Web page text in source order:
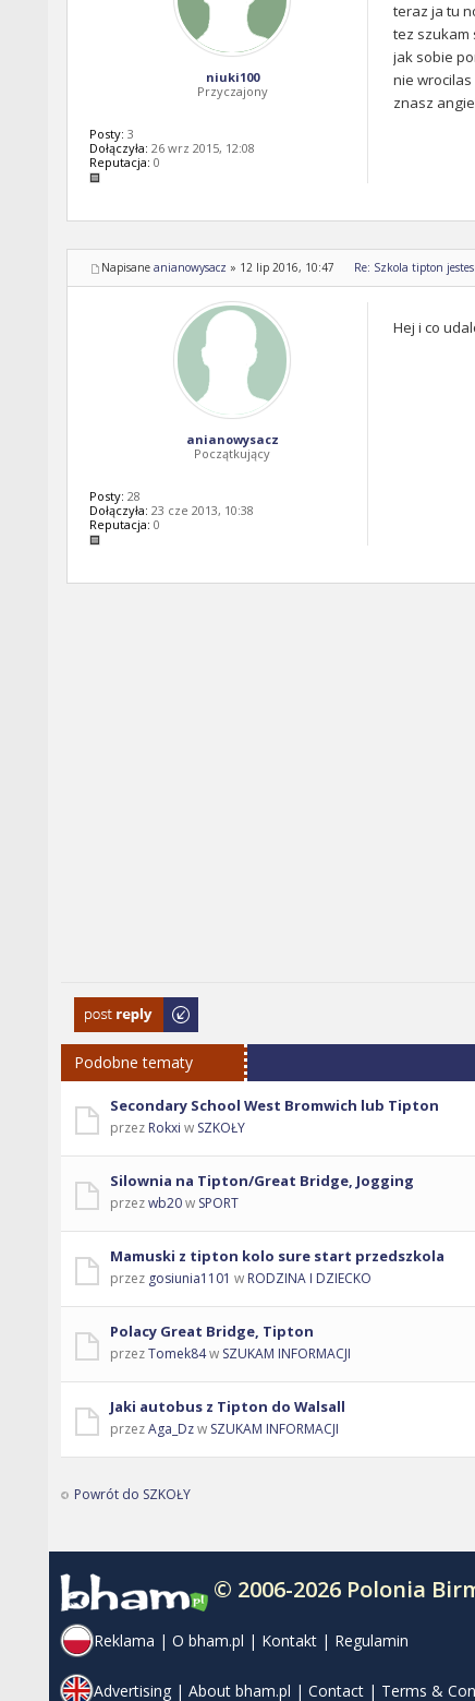
teraz ja tu
tez szukam
jak sobie
nie
znasz
niuki100
Przyczajony
Posty: 3
Dołączyła: 26 wrz 2015, 12:08
Reputacja: 0
Napisane anianowysacz » 12 lip 2016, 10:47 Re: Szkola tipton
Hej i co
anianowysacz
Początkujący
Posty: 28
Dołączyła: 23 cze 2013, 10:38
Reputacja: 0
Odpowiedz
Podobne tematy
Secondary School West Bromwich lub Tipton
przez Rokxi w SZKOŁY
Silownia na Tipton/Great Bridge, Jogging
przezwb20w SPORT
Mamuski z tipton kolo sure start przedszkola
przez gosiunia1101 w RODZINA I DZIECKO
Polacy Great Bridge, Tipton
przezTomek84w SZUKAM INFORMACJI
Jaki autobus z Tipton do Walsall
przezAga_Dzw SZUKAM INFORMACJI
Powrót do SZKOŁY
© 2006-2026 Polonia
Reklama | O bham.pl | Kontakt | Regulamin
Advertising | About bham.pl | Contact | Terms &